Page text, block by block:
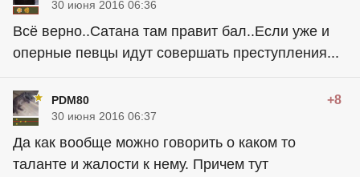
30 июня 2016 06:36
Всё верно..Сатана там правит бал..Если уже и
оперные певцы идут совершать преступления...
PDM80 +8
30 июня 2016 06:37
Да как вообще можно говорить о каком то
таланте и жалости к нему. Причем тут